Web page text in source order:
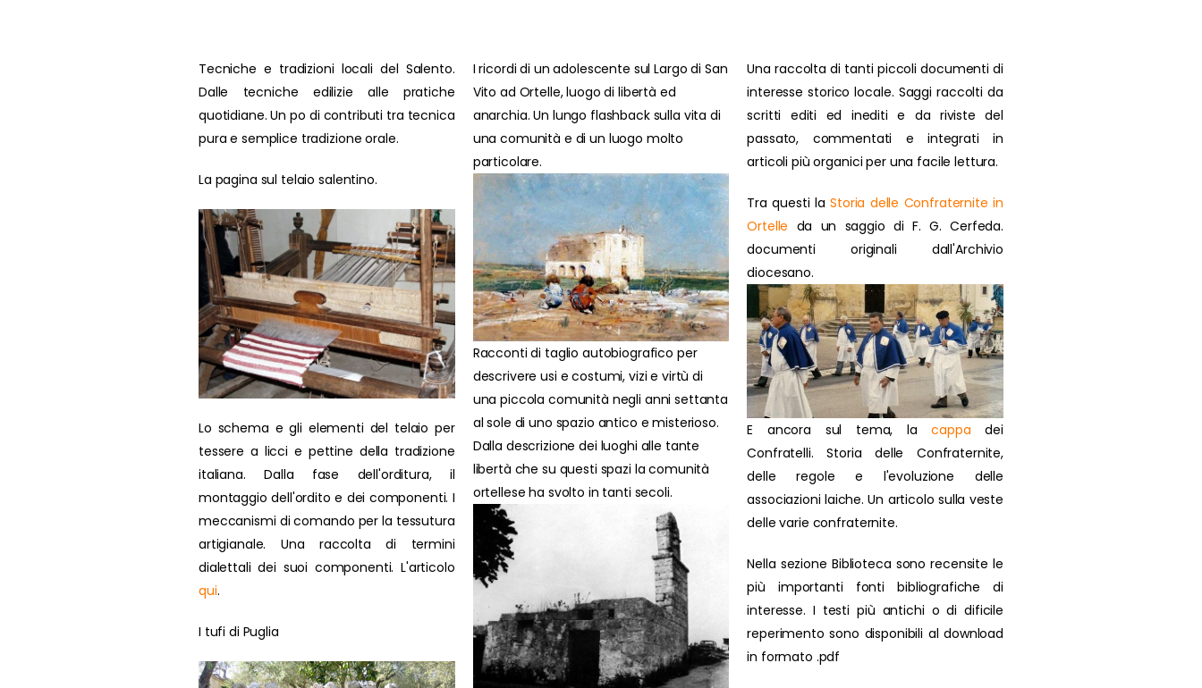
Tecniche e tradizioni locali del Salento.
Dalle tecniche edilizie alle pratiche
quotidiane. Un po di contributi tra tecnica
pura e semplice tradizione orale.
La pagina sul telaio salentino.
Lo schema e gli elementi del telaio per
tessere a licci e pettine della tradizione
italiana. Dalla fase dell'orditura, il
montaggio dell'ordito e dei componenti. I
meccanismi di comando per la tessutura
artigianale. Una raccolta di termini
dialettali dei suoi componenti. L'articolo
qui.
I tufi di Puglia
I ricordi di un adolescente sul Largo di San
Vito ad Ortelle, luogo di libertà ed
anarchia. Un lungo flashback sulla vita di
una comunità e di un luogo molto
particolare.
Racconti di taglio autobiografico per
descrivere usi e costumi, vizi e virtù di
una piccola comunità negli anni settanta
al sole di uno spazio antico e misterioso.
Dalla descrizione dei luoghi alle tante
libertà che su questi spazi la comunità
ortellese ha svolto in tanti secoli.
Una raccolta di tanti piccoli documenti di
interesse storico locale. Saggi raccolti da
scritti editi ed inediti e da riviste del
passato, commentati e integrati in
articoli più organici per una facile lettura.
Tra questi laStoria delle Confraternite in
Ortelle da un saggio di F. G. Cerfeda.
documenti originali dall'Archivio
diocesano.
E ancora sul tema, lacappa dei
Confratelli. Storia delle Confraternite,
delle regole e l'evoluzione delle
associazioni laiche. Un articolo sulla veste
delle varie confraternite.
Nella sezione Biblioteca sono recensite le
più importanti fonti bibliografiche di
interesse. I testi più antichi o di dificile
reperimento sono disponibili al download
in formato .pdf